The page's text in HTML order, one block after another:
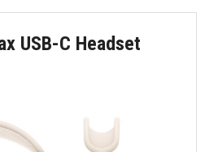
USB-C Headset